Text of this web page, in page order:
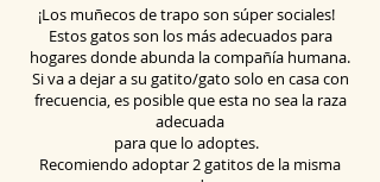
¡Los muñecos de trapo son súper sociales!
Estos gatos son los más adecuados para
hogares donde abunda la compañía humana.
Si va a dejar a su gatito/gato solo en casa con
frecuencia, es posible que esta no sea la raza
adecuada
para que lo adoptes.
Recomiendo adoptar 2 gatitos de la misma